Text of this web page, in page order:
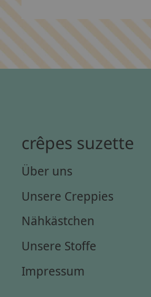
crêpes suzette
Über uns
Unsere Creppies
Nähkästchen
Unsere Stoffe
Impressum